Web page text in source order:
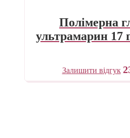
Полімерна
ультрамарин 17
Залишити відгук